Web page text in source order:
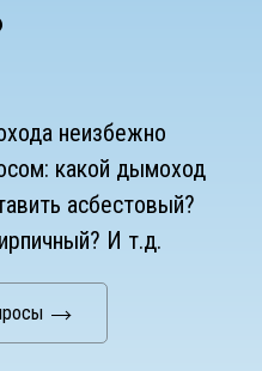
неизбежно
какой дымоход
асбестовый?
И т.д.